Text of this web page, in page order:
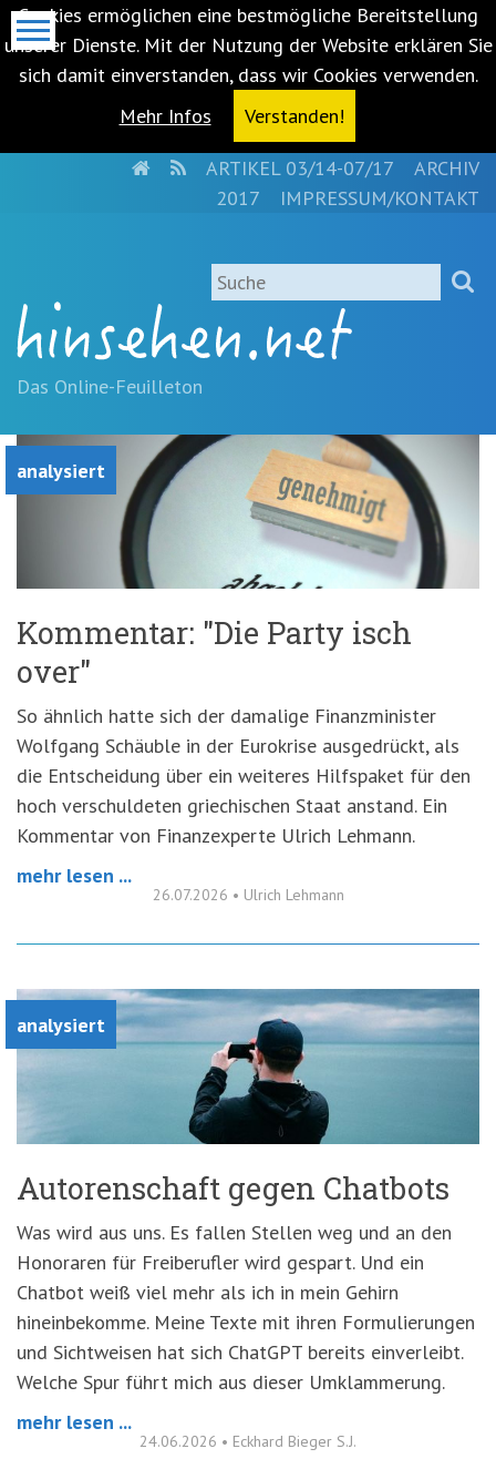
Cookies ermöglichen eine bestmögliche Bereitstellung
unserer Dienste. Mit der Nutzung der Website erklären Sie
sich damit einverstanden, dass wir Cookies verwenden.
Mehr Infos
Verstanden!
springen
(Accesskey
'1')Zur
springen
(Accesskey
'3')Zur
(Accesskey
'2')
HOMERSSARTIKEL 03/14-07/17
ARCHIV
2017
IMPRESSUM/KONTAKT
Suche
Das Online-Feuilleton
analysiert
Kommentar: "Die Party isch
over"
So ähnlich hatte sich der damalige Finanzminister
Wolfgang Schäuble in der Eurokrise ausgedrückt, als
die Entscheidung über ein weiteres Hilfspaket für den
hoch verschuldeten griechischen Staat anstand. Ein
Kommentar von Finanzexperte Ulrich Lehmann.
mehr lesen ...
26.07.2026 • Ulrich Lehmann
analysiert
Autorenschaft gegen Chatbots
Was wird aus uns. Es fallen Stellen weg und an den
Honoraren für Freiberufler wird gespart. Und ein
Chatbot weiß viel mehr als ich in mein Gehirn
hineinbekomme. Meine Texte mit ihren Formulierungen
und Sichtweisen hat sich ChatGPT bereits einverleibt.
Welche Spur führt mich aus dieser Umklammerung.
mehr lesen ...
24.06.2026 • Eckhard Bieger S.J.